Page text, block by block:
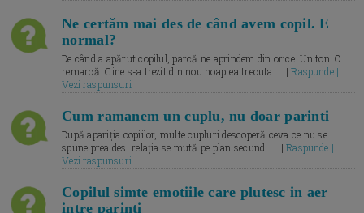
Ne certăm mai des de când avem copil. E
normal?
De când a apărut copilul, parcă ne aprindem din orice. Un ton. O
remarcă. Cine s-a trezit din nou noaptea trecuta.... |Raspunde |
Vezi raspunsuri
Cum ramanem un cuplu, nu doar parinti
După apariția copiilor, multe cupluri descoperă ceva ce nu se
spune prea des: relația se mută pe plan secund. ... |Raspunde |
Vezi raspunsuri
Copilul simte emotiile care plutesc in aer
intre parinti